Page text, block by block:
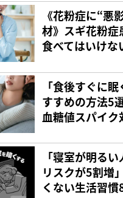
《花粉症に“悪
材》スギ花粉症
食べてはいけな
「食後すぐに
すすめの方法5
血糖値スパイク
「寝室が明る
リスクが5割増
くない生活習慣